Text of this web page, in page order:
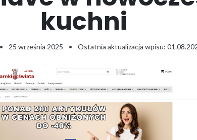
kuchni
• 25 września 2025 • Ostatnia aktualizacja wpisu: